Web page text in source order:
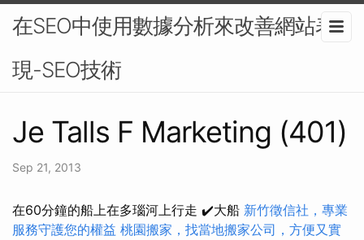
在SEO中使用數據分析來改善網站表
現-SEO技術
Je Talls F Marketing (401)
Sep 21, 2013
在60分鐘的船上在多瑙河上行走 ✔️大船 新竹徵信社，專業
服務守護您的權益 桃園搬家，找當地搬家公司，方便又實